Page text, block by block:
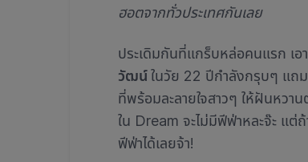
ฮอตจากทั่วประเทศกันเลย
ประเดิมกันที่แกร็บหล่อคนแรก เอ
วัฒน์ในวัย 22 ปีกำลังกรุบๆ แถ
ที่พร้อมละลายใจสาวๆ ให้ฝันหวา
ใน Dream จะไม่มีฟีฟ่าหละจ๊ะ แต่
ฟีฟ่าได้เลยจ้า!